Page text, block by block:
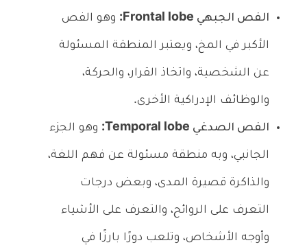
الفص الجبهي Frontal lobe: وهو الفص
الأكبر في المخ، ويعتبر المنطقة المسئولة
عن الشخصية، واتخاذ القرار، والحركة،
والوظائف الإدراكية الأخرى.
الفص الصدغي Temporal lobe: وهو الجزء
الجانبي، وبه منطقة مسئولة عن فهم اللغة،
والذاكرة قصيرة المدى، وبعض درجات
التعرف على الروائح، والتعرف على الأشياء
وأوجه الأشخاص، وتلعب دورًا بارزًا في